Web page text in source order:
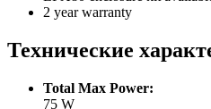
2 year warranty
Технические
Total Max Power:
75 W